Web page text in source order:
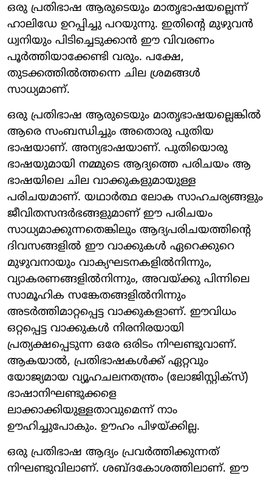
ഒരു പ്രതിഭാഷ ആരുടെയും മാതൃഭാഷയല്ലെന്ന്
ഹാലിഡേ ഉറപ്പിച്ചു പറയുന്നു. ഇതിന്റെ മുഴുവന്‍
ധ്വനിയും പിടിച്ചെടുക്കാന്‍ ഈ വിവരണം
പൂര്‍ത്തിയാക്കേണ്ടി വരും. പക്ഷേ,
തുടക്കത്തില്‍ത്തന്നെ ചില ശ്രമങ്ങള്‍
സാധ്യമാണ്.
ഒരു പ്രതിഭാഷ ആരുടെയും മാതൃഭാഷയല്ലെങ്കില്‍
ആരെ സംബന്ധിച്ചും അതൊരു പുതിയ
ഭാഷയാണ്. അന്യഭാഷയാണ്. പുതിയൊരു
ഭാഷയുമായി നമ്മുടെ ആദ്യത്തെ പരിചയം ആ
ഭാഷയിലെ ചില വാക്കുകളുമായുള്ള
പരിചയമാണ്. യഥാര്‍ത്ഥ ലോക സാഹചര്യങ്ങളും
ജീവിതസന്ദര്‍ഭങ്ങളുമാണ് ഈ പരിചയം
സാധ്യമാക്കുന്നതെങ്കിലും ആദ്യപരിചയത്തിന്റെ
ദിവസങ്ങളില്‍ ഈ വാക്കുകള്‍ ഏറെക്കുറെ
മുഴുവനായും വാക്യഘടനകളില്‍നിന്നും,
വ്യാകരണങ്ങളില്‍നിന്നും, അവയ്ക്കു പിന്നിലെ
സാമൂഹിക സങ്കേതങ്ങളില്‍നിന്നും
അടര്‍ത്തിമാറ്റപ്പെട്ട വാക്കുകളാണ്. ഈവിധം
ഒറ്റപ്പെട്ട വാക്കുകള്‍ നിരനിരയായി
പ്രത്യക്ഷപ്പെടുന്ന ഒരേ ഒരിടം നിഘണ്ടുവാണ്.
ആകയാല്‍, പ്രതിഭാഷകള്‍ക്ക് ഏറ്റവും
യോജ്യമായ വ്യൂഹചലനതന്ത്രം (ലോജിസ്റ്റിക്സ്)
ഭാഷാനിഘണ്ടുക്കളെ
ലാക്കാക്കിയുള്ളതാവുമെന്ന് നാം
ഊഹിച്ചുപോകും. ഊഹം പിഴയ്ക്കില്ല.
ഒരു പ്രതിഭാഷ ആദ്യം പ്രവര്‍ത്തിക്കുന്നത്
നിഘണ്ടുവിലാണ്. ശബ്ദകോശത്തിലാണ്. ഈ